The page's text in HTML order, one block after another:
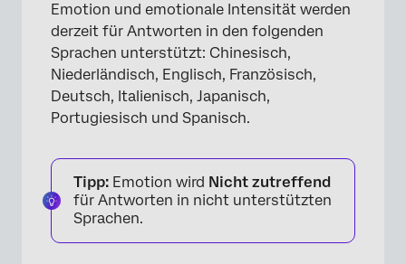
Emotion und emotionale Intensität werden
derzeit für Antworten in den folgenden
Sprachen unterstützt: Chinesisch,
Niederländisch, Englisch, Französisch,
Deutsch, Italienisch, Japanisch,
Portugiesisch und Spanisch.
Tipp: Emotion wird Nicht zutreffend
für Antworten in nicht unterstützten
Sprachen.